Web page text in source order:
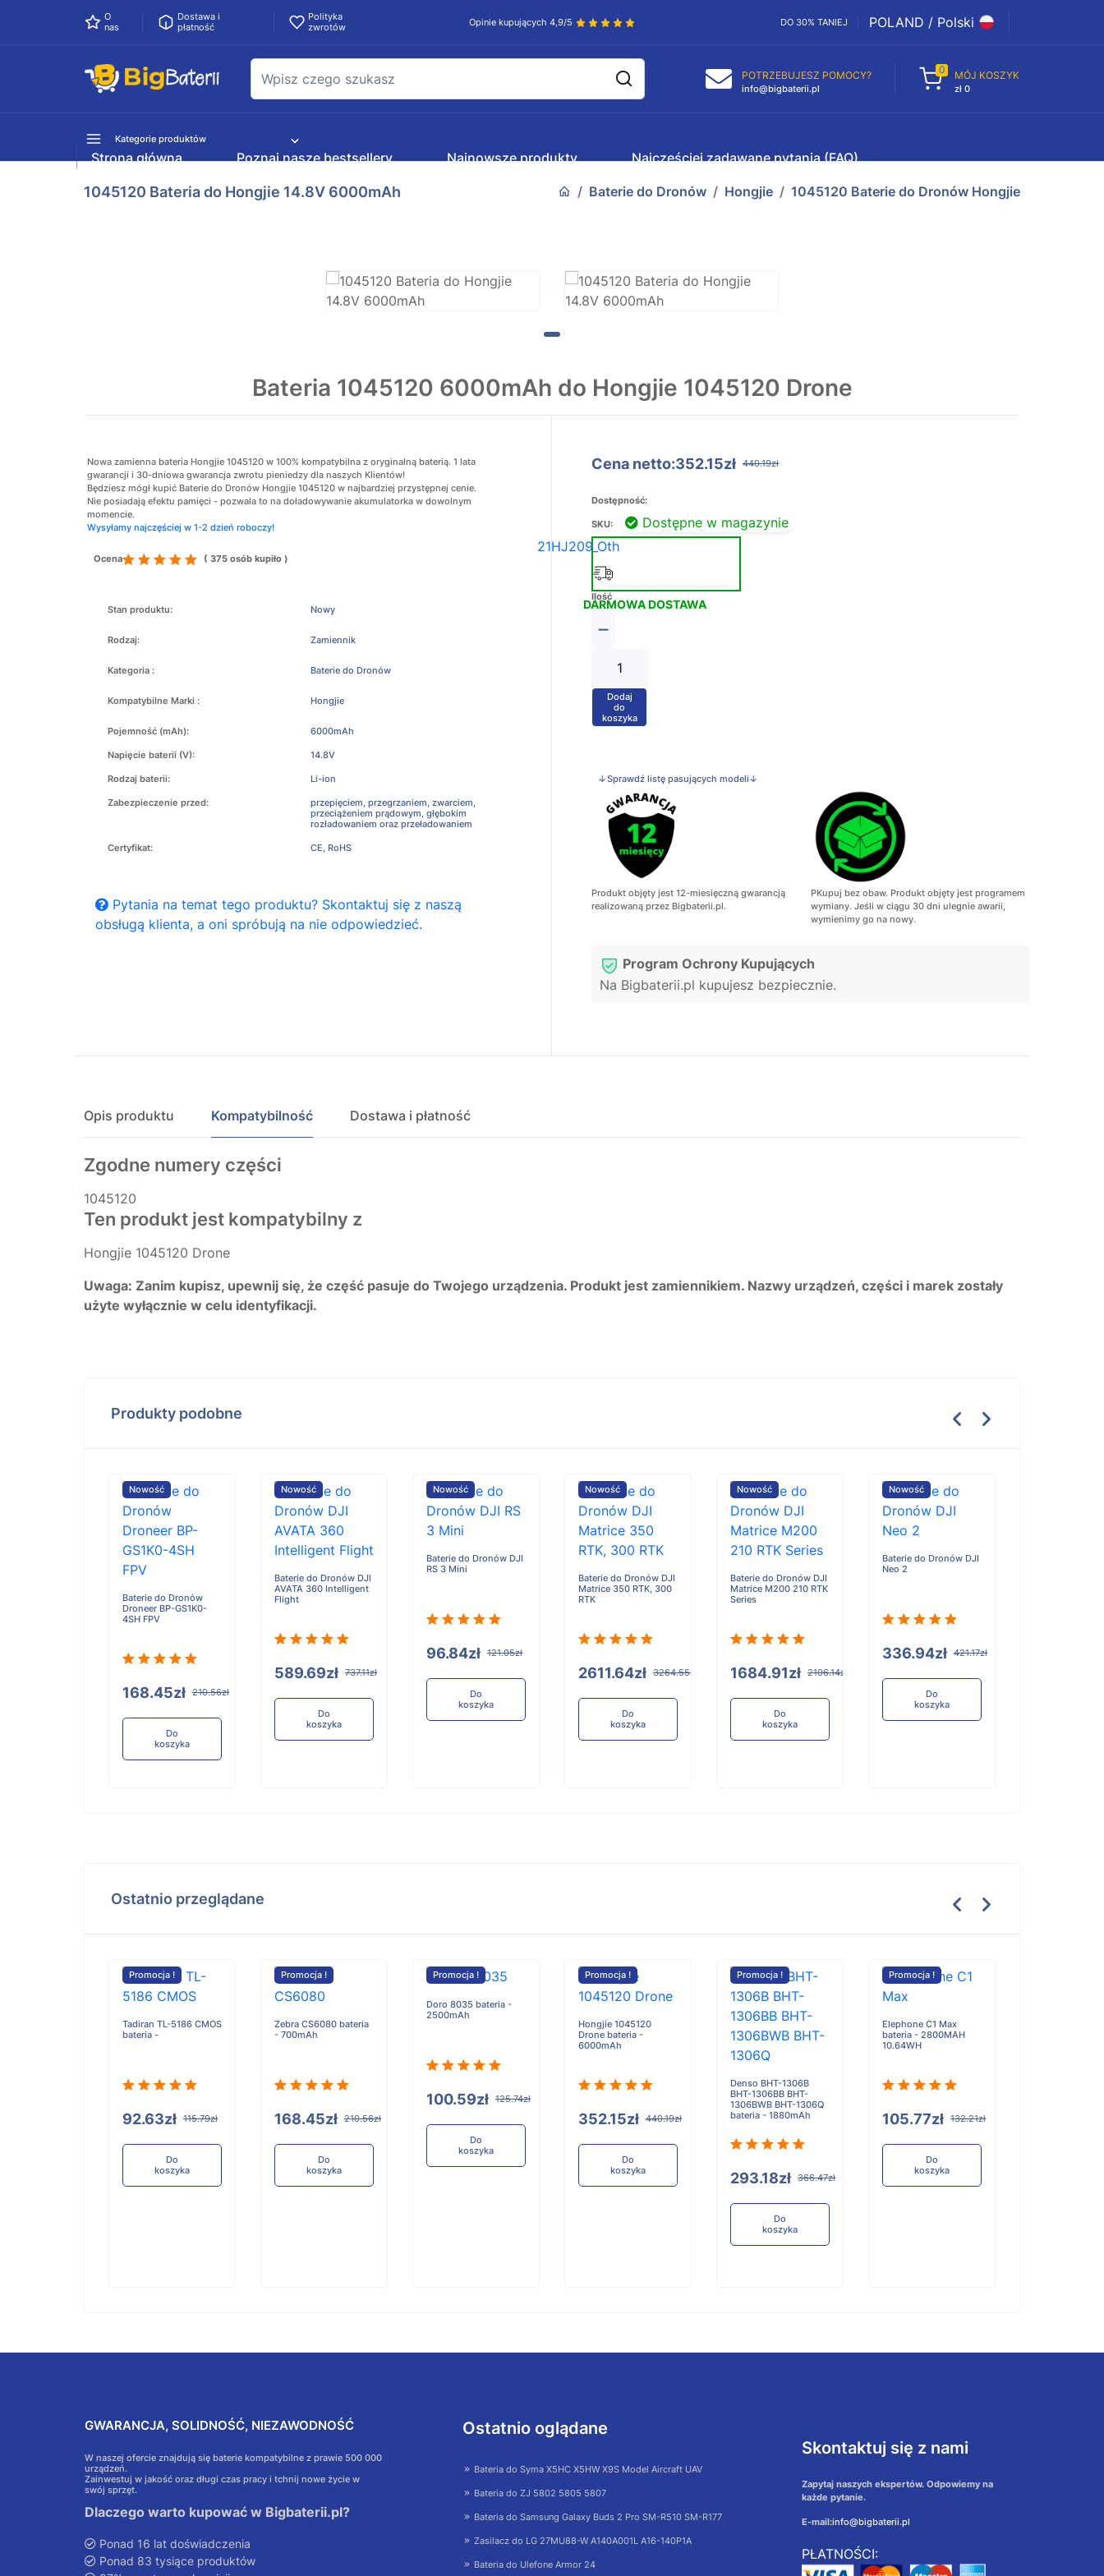
O
nas
Dostawa i
płatność
Polityka
zwrotów
Opinie kupujących 4,9/5 DO 30% TANIEJ POLAND / Polski
POTRZEBUJESZ POMOCY?
info@bigbaterii.pl
0 MÓJ KOSZYK
zł 0
Kategorie produktów
Strona główna Poznaj nasze bestsellery Najnowsze produkty Najczęściej zadawane pytania (FAQ)
1045120 Bateria do Hongjie 14.8V 6000mAh Baterie do Dronów Hongjie 1045120 Baterie do Dronów Hongjie
Bateria 1045120 6000mAh do Hongjie 1045120 Drone
Nowa zamienna bateria Hongjie 1045120 w 100% kompatybilna z oryginalną baterią. 1 lata
gwarancji i 30-dniowa gwarancja zwrotu pieniedzy dla naszych Klientów!
Będziesz mógł kupić Baterie do Dronów Hongjie 1045120 w najbardziej przystępnej cenie.
Nie posiadają efektu pamięci - pozwala to na doładowywanie akumulatorka w dowolnym
momencie.
Wysyłamy najczęściej w 1-2 dzień roboczy!
Ocena ( 375 osób kupiło )
Stan produktu: Nowy
Rodzaj: Zamiennik
Kategoria : Baterie do Dronów
Kompatybilne Marki : Hongjie
Pojemność (mAh): 6000mAh
Napięcie baterii (V): 14.8V
Rodzaj baterii: Li-ion
Zabezpieczenie przed:
przepięciem, przegrzaniem, zwarciem,
przeciążeniem prądowym, głębokim
rozładowaniem oraz przeładowaniem
Certyfikat: CE, RoHS
Pytania na temat tego produktu? Skontaktuj się z naszą
obsługą klienta, a oni spróbują na nie odpowiedzieć.
Cena netto:352.15zł 440.19zł
Dostępność:
Dostępne w magazynie
SKU:
21HJ209_Oth
DARMOWA DOSTAWA
Ilość
−
+
Dodaj
do
koszyka
↓Sprawdź listę pasujących modeli↓
Produkt objęty jest 12-miesięczną gwarancją
realizowaną przez Bigbaterii.pl.
PKupuj bez obaw. Produkt objęty jest programem
wymiany. Jeśli w ciągu 30 dni ulegnie awarii,
wymienimy go na nowy.
Program Ochrony Kupujących
Na Bigbaterii.pl kupujesz bezpiecznie.
Opis produktu Kompatybilność Dostawa i płatność
Zgodne numery części
1045120
Ten produkt jest kompatybilny z
Hongjie 1045120 Drone
Uwaga: Zanim kupisz, upewnij się, że część pasuje do Twojego urządzenia. Produkt jest zamiennikiem. Nazwy urządzeń, części i marek zostały
użyte wyłącznie w celu identyfikacji.
Produkty podobne
Nowość
Baterie do Dronów
Droneer BP-GS1K0-
4SH FPV
168.45zł 210.56zł
Do
koszyka
Nowość
Baterie do Dronów DJI
AVATA 360 Intelligent
Flight
589.69zł 737.11zł
Do
koszyka
Nowość
Baterie do Dronów DJI
RS 3 Mini
96.84zł 121.05zł
Do
koszyka
Nowość
Baterie do Dronów DJI
Matrice 350 RTK, 300
RTK
2611.64zł 3264.55zł
Do
koszyka
Nowość
Baterie do Dronów DJI
Matrice M200 210 RTK
Series
1684.91zł 2106.14zł
Do
koszyka
Nowość
Baterie do Dronów DJI
Neo 2
336.94zł 421.17zł
Do
koszyka
Ostatnio przeglądane
Promocja !
Tadiran TL-5186 CMOS
bateria -
92.63zł 115.79zł
Do
koszyka
Promocja !
Zebra CS6080 bateria
- 700mAh
168.45zł 210.56zł
Do
koszyka
Promocja !
Doro 8035 bateria -
2500mAh
100.59zł 125.74zł
Do
koszyka
Promocja !
Hongjie 1045120
Drone bateria -
6000mAh
352.15zł 440.19zł
Do
koszyka
Promocja !
Denso BHT-1306B
BHT-1306BB BHT-
1306BWB BHT-1306Q
bateria - 1880mAh
293.18zł 366.47zł
Do
koszyka
Promocja !
Elephone C1 Max
bateria - 2800MAH
10.64WH
105.77zł 132.21zł
Do
koszyka
GWARANCJA, SOLIDNOŚĆ, NIEZAWODNOŚĆ
W naszej ofercie znajdują się baterie kompatybilne z prawie 500 000
urządzeń.
Zainwestuj w jakość oraz długi czas pracy i tchnij nowe życie w
swój sprzęt.
Dlaczego warto kupować w Bigbaterii.pl?
Ponad 16 lat doświadczenia
Ponad 83 tysiące produktów
Ostatnio oglądane
Bateria do Syma X5HC X5HW X9S Model Aircraft UAV
Bateria do ZJ 5802 5805 5807
Bateria do Samsung Galaxy Buds 2 Pro SM-R510 SM-R177
Zasilacz do LG 27MU88-W A140A001L A16-140P1A
Bateria do Ulefone Armor 24
Skontaktuj się z nami
Zapytaj naszych ekspertów. Odpowiemy na
każde pytanie.
E-mail:info@bigbaterii.pl
PŁATNOŚCI: